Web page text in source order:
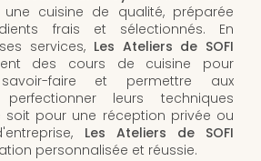
cuisine de qualité, préparée
frais et sélectionnés. En
services, Les Ateliers de SOFI
des cours de cuisine pour
faire et permettre aux
leurs techniques
soit pour une réception privée ou
Les Ateliers de SOFI
personnalisée et réussie.